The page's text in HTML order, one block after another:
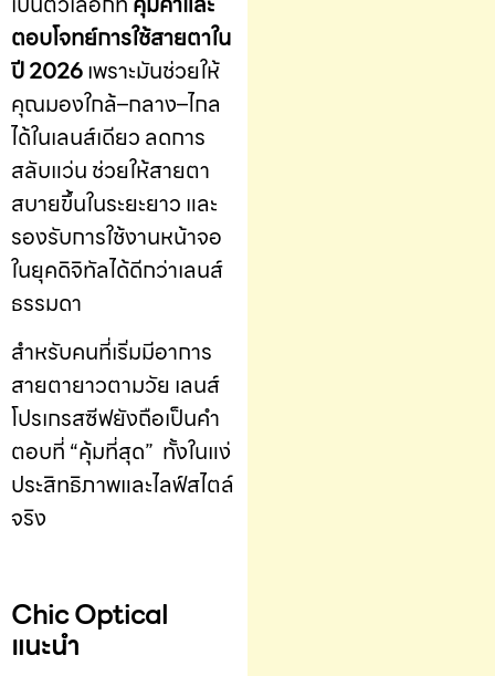
ตอบโจทย์การใช้สายตาใน
ปี 2026เพราะมันช่วยให้
คุณมองใกล้–กลาง–ไกล
ได้ในเลนส์เดียว ลดการ
สลับแว่น ช่วยให้สายตา
สบายขึ้นในระยะยาว และ
รองรับการใช้งานหน้าจอ
ในยุคดิจิทัลได้ดีกว่าเลนส์
ธรรมดา
สำหรับคนที่เริ่มมีอาการ
สายตายาวตามวัย เลนส์
โปรเกรสซีฟยังถือเป็นคำ
ตอบที่ “คุ้มที่สุด” ทั้งในแง่
ประสิทธิภาพและไลฟ์สไตล์
จริง
Chic Optical
แนะนำ